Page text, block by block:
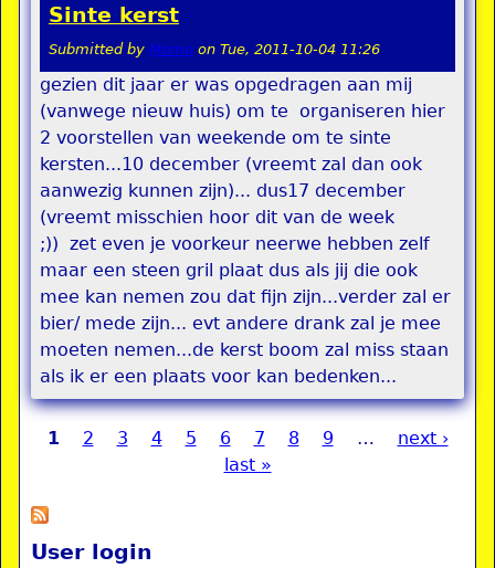
Sinte kerst
Submitted by Momo on Tue, 2011-10-04 11:26
gezien dit jaar er was opgedragen aan mij
(vanwege nieuw huis) om te organiseren hier
2 voorstellen van weekende om te sinte
kersten...10 december (vreemt zal dan ook
aanwezig kunnen zijn)... dus17 december
(vreemt misschien hoor dit van de week
;)) zet even je voorkeur neerwe hebben zelf
maar een steen gril plaat dus als jij die ook
mee kan nemen zou dat fijn zijn...verder zal er
bier/ mede zijn... evt andere drank zal je mee
moeten nemen...de kerst boom zal miss staan
als ik er een plaats voor kan bedenken...
1 2 3 4 5 6 7 8 9 …
next ›
last »
User login